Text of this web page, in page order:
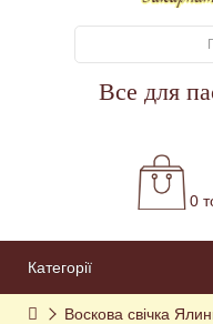
Все для
0
Категорії
Воскова свічка